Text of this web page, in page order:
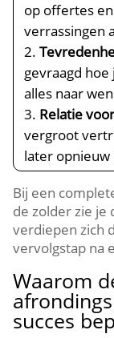
op offertes
verrassingen
gevraagd
alles naar
Relatie
vergroot
later opnieuw
Bij een
de zolder zie je
verdiepen zich
vervolgstap na
Waarom
succes